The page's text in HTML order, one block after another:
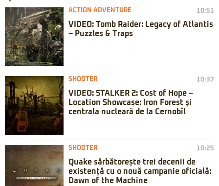
ACTION ADVENTURE 10:51
VIDEO: Tomb Raider: Legacy of Atlantis
– Puzzles & Traps
SHOOTER 10:37
VIDEO: STALKER 2: Cost of Hope –
Location Showcase: Iron Forest și
centrala nucleară de la Cernobîl
SHOOTER 10:25
Quake sărbătorește trei decenii de
existență cu o nouă campanie oficială:
Dawn of the Machine